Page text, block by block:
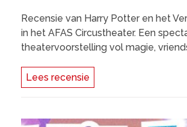
Recensie van Harry Potter en het
in het AFAS Circustheater. Een
theatervoorstelling vol magie,
Lees recensie